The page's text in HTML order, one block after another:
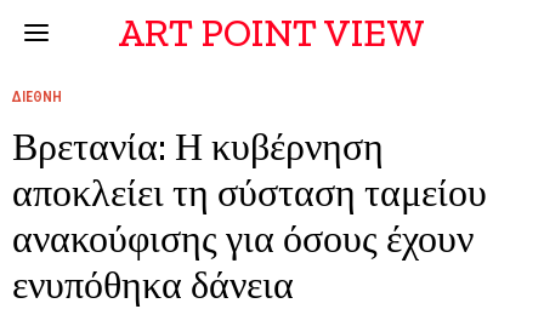
ART POINT VIEW
ΔΙΕΘΝΗ
Βρετανία: Η κυβέρνηση
αποκλείει τη σύσταση ταμείου
ανακούφισης για όσους έχουν
ενυπόθηκα δάνεια